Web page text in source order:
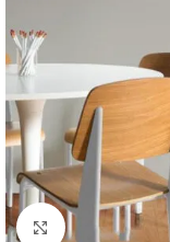
Click to enlarge